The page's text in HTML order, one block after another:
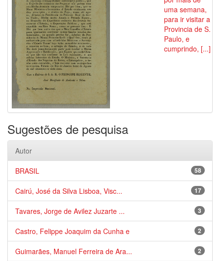
uma semana,
para ir visitar a
Provincia de S.
Paulo, e
cumprindo, [...]
Sugestões de pesquisa
Autor
58
BRASIL
17
Cairú, José da Silva Lisboa, Visc...
3
Tavares, Jorge de Avilez Juzarte ...
2
Castro, Felippe Joaquim da Cunha e
2
Guimarães, Manuel Ferreira de Ara...